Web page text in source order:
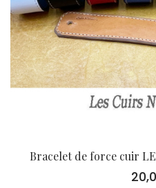
Bracelet de force cuir